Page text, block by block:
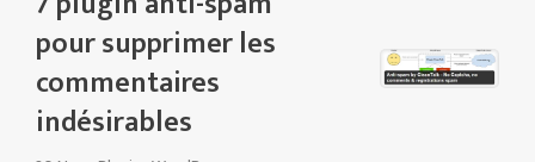
pour supprimer les
commentaires
indésirables